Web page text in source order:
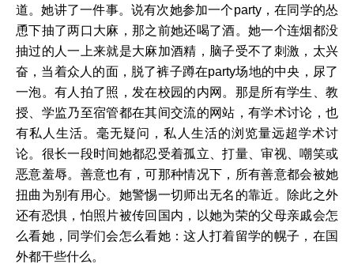
道。她讲了一件事。说有次她参加一个party，在同学的怂
恿下抽了两口大麻，那之前她还喝了酒。她一个连烟都没
抽过的人一上来就是大麻加酒精，脑子受不了刺激，太兴
奋，当着众人的面，脱了裤子蹲在party场地的中央，尿了
一泡。有人拍了照，发在校园的内网。那是所有学生、教
授、学监乃至宿管都在其间交流的网站，有学术讨论，也
有私人生活。毫无疑问，私人生活的浏览量远超学术讨
论。很长一段时间她都忍受着孤立、打量、审视、嘲笑或
恶意羞辱。善意也有，可那种情况下，所有善意都会被她
扭曲为别有用心。她警惕一切师出无名的靠近。除此之外
还有恐惧，怕照片被传回国内，以她为荣的父母亲戚会怎
么看她，同学们会怎么看她：这人打着留学的幌子，在国
外都干些什么。